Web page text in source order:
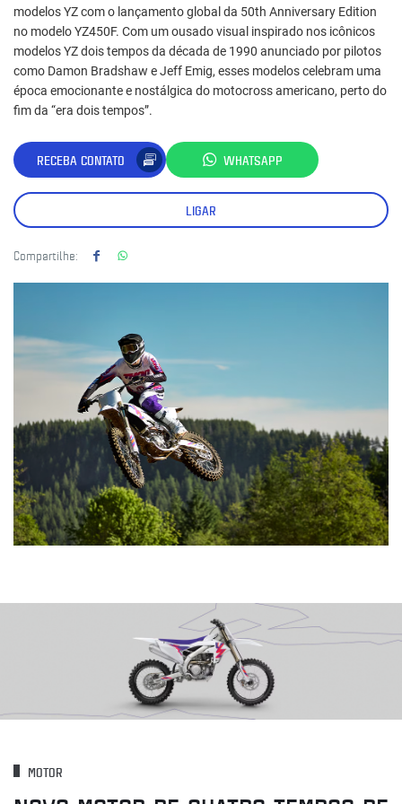
modelos YZ com o lançamento global da 50th Anniversary Edition
no modelo YZ450F. Com um ousado visual inspirado nos icônicos
modelos YZ dois tempos da década de 1990 anunciado por pilotos
como Damon Bradshaw e Jeff Emig, esses modelos celebram uma
época emocionante e nostálgica do motocross americano, perto do
fim da “era dois tempos”.
RECEBA CONTATO WHATSAPP
LIGAR
Compartilhe:
MOTOR